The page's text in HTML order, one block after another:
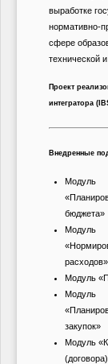
выработке
нормативно-
сфере
технической
Проект
интегратора
Внедренные
Модуль
бюджета»
Модуль
расходов»
Модуль
Модуль
закупок»
Модуль